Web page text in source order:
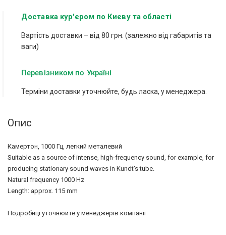
Доставка кур'єром по Києву та області
Вартість доставки – від 80 грн. (залежно від габаритів та
ваги)
Перевізником по Україні
Терміни доставки уточнюйте, будь ласка, у менеджера.
Опис
Камертон, 1000 Гц, легкий металевий
Suitable as a source of intense, high-frequency sound, for example, for
producing stationary sound waves in Kundt's tube.
Natural frequency 1000 Hz
Length: approx. 115 mm
Подробиці уточнюйте у менеджерів компанії